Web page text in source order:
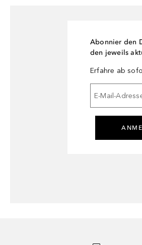
Abonnier den
den jeweils
Erfahre ab
E-Mail-